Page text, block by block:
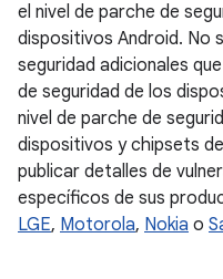
el nivel de parche de
dispositivos Android. No
seguridad adicionales
de seguridad de los
nivel de parche de
dispositivos y chipsets
publicar detalles de
específicos de sus
LGE, Motorola, Nokia o